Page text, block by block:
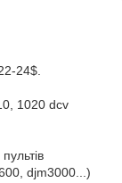
24$.
1020 dcv
djm3000...)